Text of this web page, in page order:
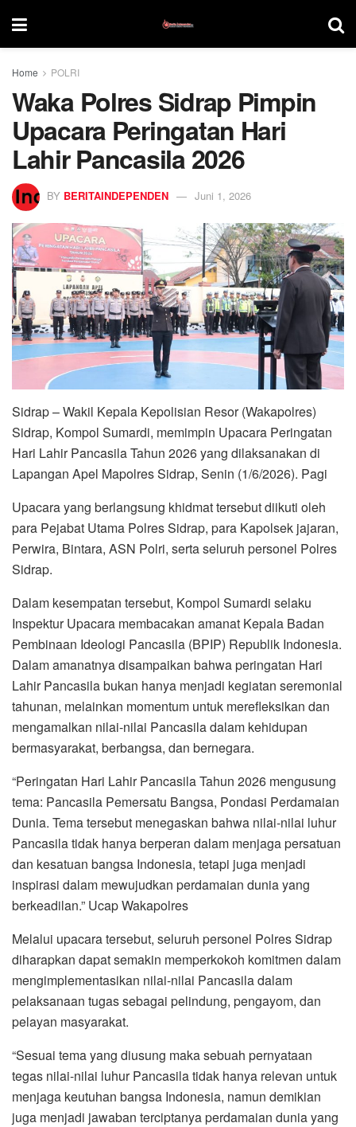
Home POLRI
Waka Polres Sidrap Pimpin
Upacara Peringatan Hari
Lahir Pancasila 2026
BY BERITAINDEPENDEN Juni 1, 2026
Sidrap – Wakil Kepala Kepolisian Resor (Wakapolres)
Sidrap, Kompol Sumardi, memimpin Upacara Peringatan
Hari Lahir Pancasila Tahun 2026 yang dilaksanakan di
Lapangan Apel Mapolres Sidrap, Senin (1/6/2026). Pagi
Upacara yang berlangsung khidmat tersebut diikuti oleh
para Pejabat Utama Polres Sidrap, para Kapolsek jajaran,
Perwira, Bintara, ASN Polri, serta seluruh personel Polres
Sidrap.
Dalam kesempatan tersebut, Kompol Sumardi selaku
Inspektur Upacara membacakan amanat Kepala Badan
Pembinaan Ideologi Pancasila (BPIP) Republik Indonesia.
Dalam amanatnya disampaikan bahwa peringatan Hari
Lahir Pancasila bukan hanya menjadi kegiatan seremonial
tahunan, melainkan momentum untuk merefleksikan dan
mengamalkan nilai-nilai Pancasila dalam kehidupan
bermasyarakat, berbangsa, dan bernegara.
“Peringatan Hari Lahir Pancasila Tahun 2026 mengusung
tema: Pancasila Pemersatu Bangsa, Pondasi Perdamaian
Dunia. Tema tersebut menegaskan bahwa nilai-nilai luhur
Pancasila tidak hanya berperan dalam menjaga persatuan
dan kesatuan bangsa Indonesia, tetapi juga menjadi
inspirasi dalam mewujudkan perdamaian dunia yang
berkeadilan.” Ucap Wakapolres
Melalui upacara tersebut, seluruh personel Polres Sidrap
diharapkan dapat semakin memperkokoh komitmen dalam
mengimplementasikan nilai-nilai Pancasila dalam
pelaksanaan tugas sebagai pelindung, pengayom, dan
pelayan masyarakat.
“Sesuai tema yang diusung maka sebuah pernyataan
tegas nilai-nilai luhur Pancasila tidak hanya relevan untuk
menjaga keutuhan bangsa Indonesia, namun demikian
juga menjadi jawaban terciptanya perdamaian dunia yang